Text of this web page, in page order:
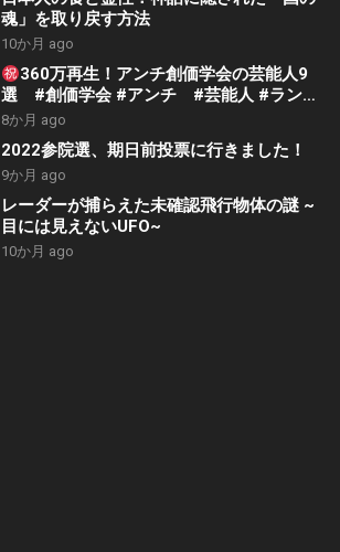
魂」を取り戻す方法
10か月 ago
360万再生！アンチ創価学会の芸能人9
選 #創価学会 #アンチ #芸能人 #ランキ
ング
8か月 ago
2022参院選、期日前投票に行きました！
9か月 ago
レーダーが捕らえた未確認飛行物体の謎 ~
目には見えないUFO~
10か月 ago